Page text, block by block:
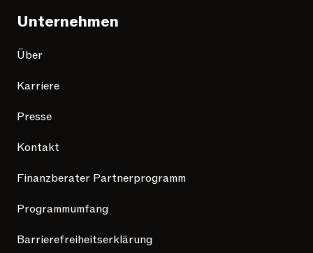
Unternehmen
Über
Karriere
Presse
Kontakt
Finanzberater Partnerprogramm
Programmumfang
Barrierefreiheitserklärung